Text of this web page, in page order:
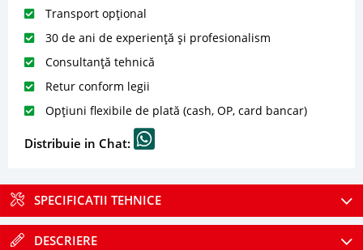
Transport opțional
30 de ani de experiență și profesionalism
Consultanță tehnică
Retur conform legii
Opțiuni flexibile de plată (cash, OP, card bancar)
Distribuie in Chat:
SPECIFICATII TEHNICE
DESCRIERE